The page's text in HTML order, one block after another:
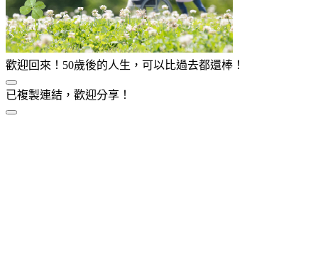
歡迎回來！50歲後的人生，可以比過去都還棒！
已複製連結，歡迎分享！